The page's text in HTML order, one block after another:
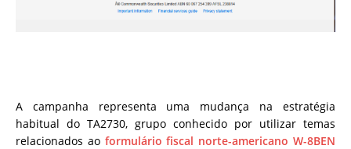
A campanha representa uma mudança na estratégia
habitual do TA2730, grupo conhecido por utilizar temas
relacionados ao formulário fiscal norte-americano W-8BEN